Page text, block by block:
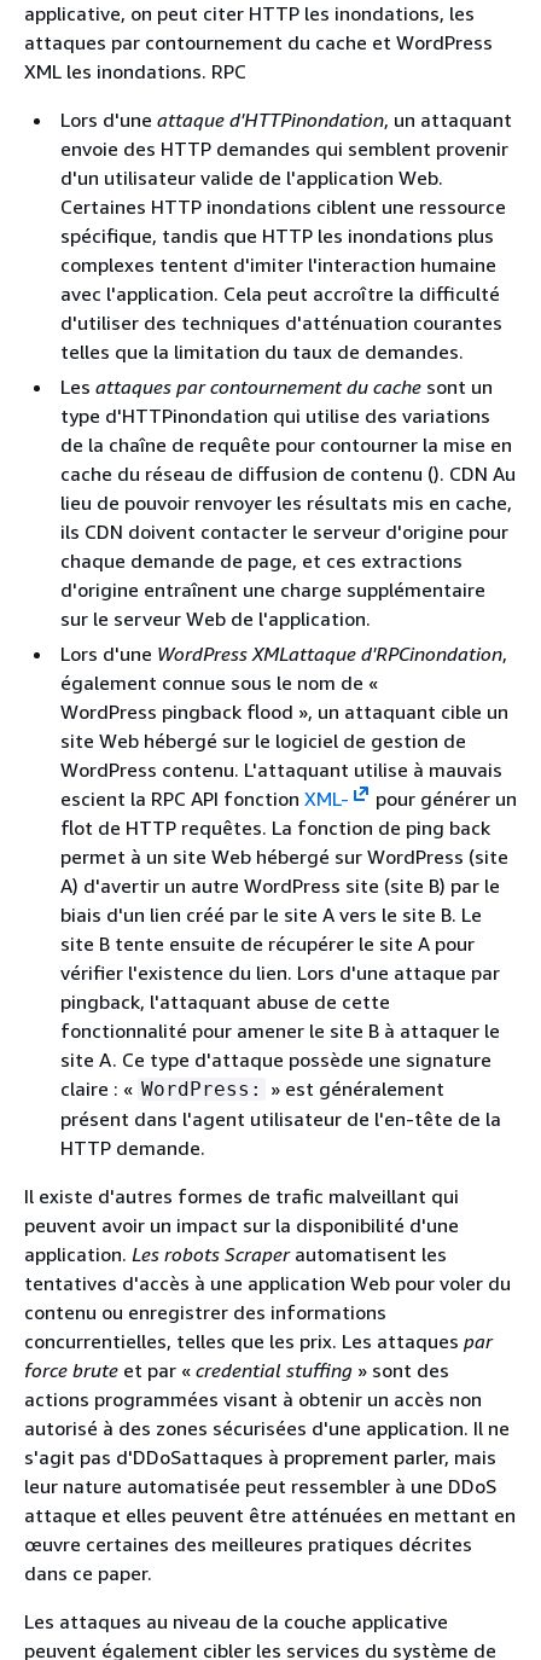
applicative, on peut citer HTTP les inondations, les
attaques par contournement du cache et WordPress
XML les inondations. RPC
Lors d'une attaque d'HTTPinondation, un attaquant
envoie des HTTP demandes qui semblent provenir
d'un utilisateur valide de l'application Web.
Certaines HTTP inondations ciblent une ressource
spécifique, tandis que HTTP les inondations plus
complexes tentent d'imiter l'interaction humaine
avec l'application. Cela peut accroître la difficulté
d'utiliser des techniques d'atténuation courantes
telles que la limitation du taux de demandes.
Les attaques par contournement du cache sont un
type d'HTTPinondation qui utilise des variations
de la chaîne de requête pour contourner la mise en
cache du réseau de diffusion de contenu (). CDN Au
lieu de pouvoir renvoyer les résultats mis en cache,
ils CDN doivent contacter le serveur d'origine pour
chaque demande de page, et ces extractions
d'origine entraînent une charge supplémentaire
sur le serveur Web de l'application.
Lors d'une WordPress XMLattaque d'RPCinondation,
également connue sous le nom de «
WordPress pingback flood », un attaquant cible un
site Web hébergé sur le logiciel de gestion de
WordPress contenu. L'attaquant utilise à mauvais
escient la RPC API fonction XML-
pour générer un
flot de HTTP requêtes. La fonction de ping back
permet à un site Web hébergé sur WordPress (site
A) d'avertir un autre WordPress site (site B) par le
biais d'un lien créé par le site A vers le site B. Le
site B tente ensuite de récupérer le site A pour
vérifier l'existence du lien. Lors d'une attaque par
pingback, l'attaquant abuse de cette
fonctionnalité pour amener le site B à attaquer le
site A. Ce type d'attaque possède une signature
claire : « WordPress:
» est généralement
présent dans l'agent utilisateur de l'en-tête de la
HTTP demande.
Il existe d'autres formes de trafic malveillant qui
peuvent avoir un impact sur la disponibilité d'une
application. Les robots Scraperautomatisent les
tentatives d'accès à une application Web pour voler du
contenu ou enregistrer des informations
concurrentielles, telles que les prix. Les attaques par
force brute et par « credential stuffing » sont des
actions programmées visant à obtenir un accès non
autorisé à des zones sécurisées d'une application. Il ne
s'agit pas d'DDoSattaques à proprement parler, mais
leur nature automatisée peut ressembler à une DDoS
attaque et elles peuvent être atténuées en mettant en
œuvre certaines des meilleures pratiques décrites
dans ce paper.
Les attaques au niveau de la couche applicative
peuvent également cibler les services du système de